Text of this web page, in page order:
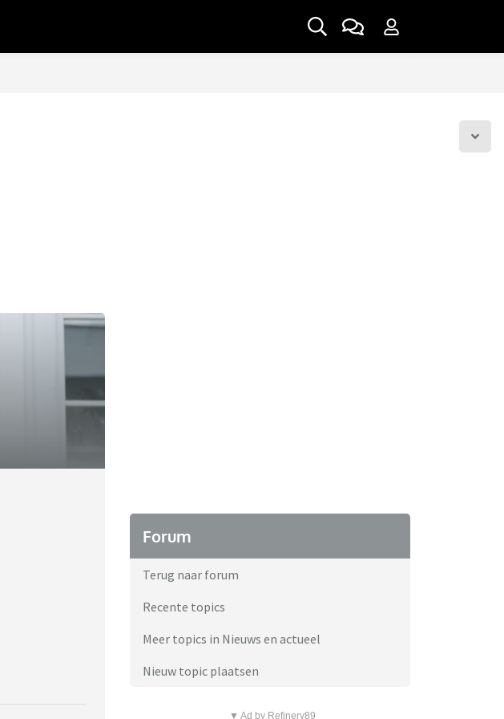
Forum
Terug naar forum
Recente topics
Meer topics in Nieuws en actueel
Nieuw topic plaatsen
▼ Ad by Refinery89